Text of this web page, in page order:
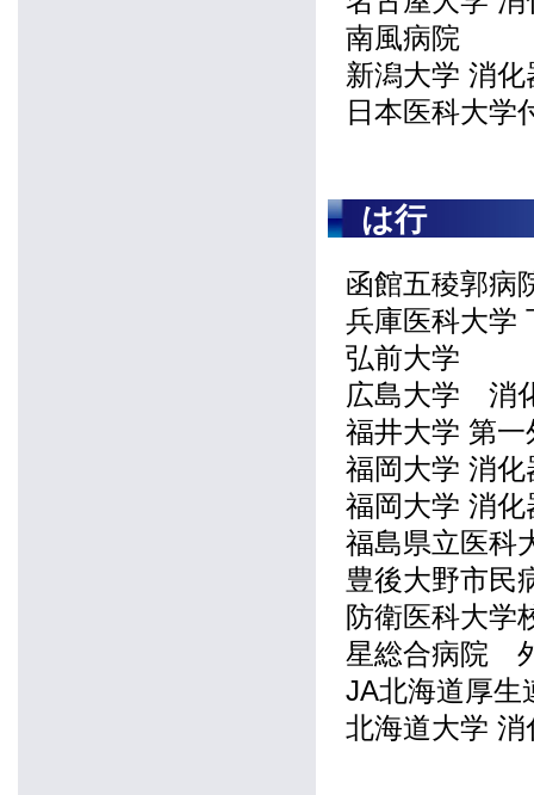
南風病院
新潟大学 消
日本医科大
は行
函館五稜郭病
兵庫医科大学
弘前大学
広島大学 消
福井大学 第一
福岡大学 消化
福岡大学 消化
福島県立医科
豊後大野市
防衛医科大学
星総合病院
JA北海道厚
北海道大学 消